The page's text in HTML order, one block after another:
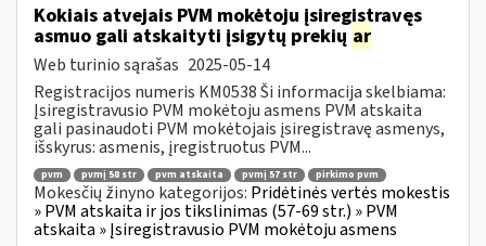
Kokiais atvejais PVM mokėtoju įsiregistravęs
asmuo gali atskaityti įsigytų prekių ar
Web turinio sąrašas 2025-05-14
Registracijos numeris KM0538 Ši informacija skelbiama:
Įsiregistravusio PVM mokėtoju asmens PVM atskaita
gali pasinaudoti PVM mokėtojais įsiregistravę asmenys,
išskyrus: asmenis, įregistruotus PVM...
pvm pvmį 58 str pvm atskaita pvmį 57 str pirkimo pvm
Mokesčių žinyno kategorijos: Pridėtinės vertės mokestis
» PVM atskaita ir jos tikslinimas (57-69 str.) » PVM
atskaita » Įsiregistravusio PVM mokėtoju asmens